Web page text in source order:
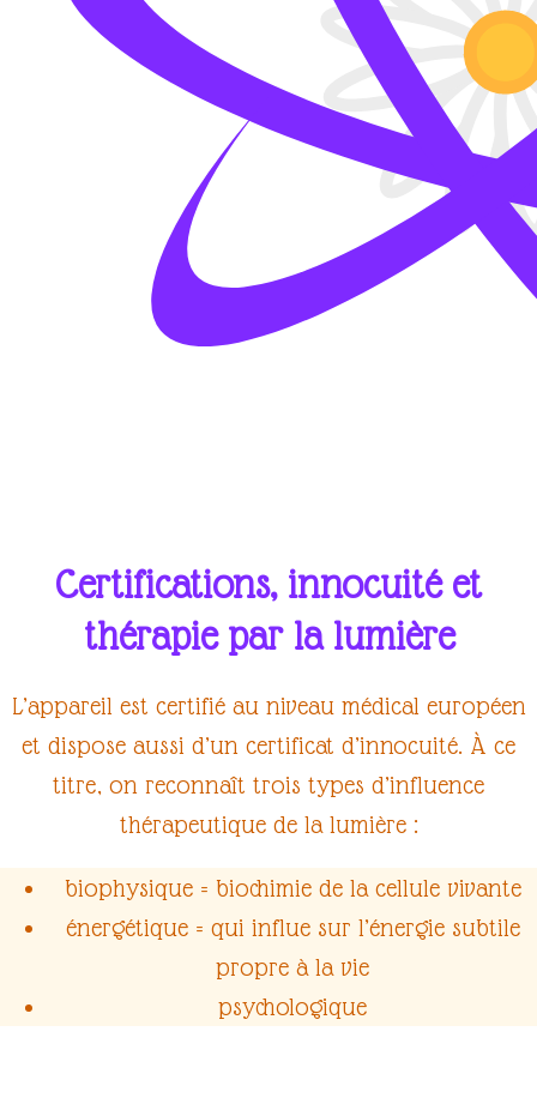
Certifications, innocuité et
thérapie par la lumière
L’appareil est certifiéau niveau médical européen
et dispose aussi d’un certificat d’innocuité. À ce
titre, on reconnaît trois types d’influence
thérapeutique de la lumière:
biophysique= biochimie de la cellule vivante
énergétique= qui influe sur l’énergie subtile
propre à la vie
psychologique